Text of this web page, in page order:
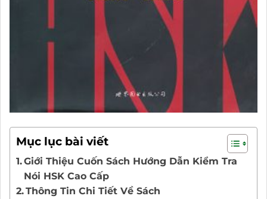
Mục lục bài viết
Giới Thiệu Cuốn Sách Hướng Dẫn Kiểm Tra
Nói HSK Cao Cấp
Thông Tin Chi Tiết Về Sách